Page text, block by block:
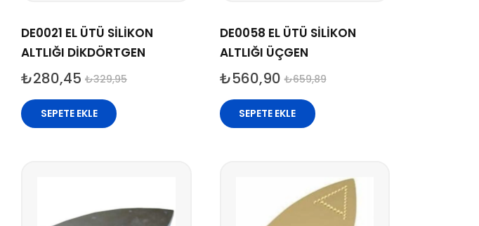
DE0021 EL ÜTÜ SİLİKON
ALTLIĞI DİKDÖRTGEN
₺329,95
₺280,45
SEPETE EKLE
DE0058 EL ÜTÜ SİLİKON
ALTLIĞI ÜÇGEN
₺659,89
₺560,90
SEPETE EKLE